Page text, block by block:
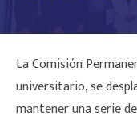
La Comisión
universitario, se
mantener una serie